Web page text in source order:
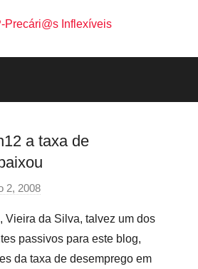
a taxa de
2, 2008
r
p
r
Vieira da Silva, talvez um dos
passivos para este blog,
da taxa de desemprego em